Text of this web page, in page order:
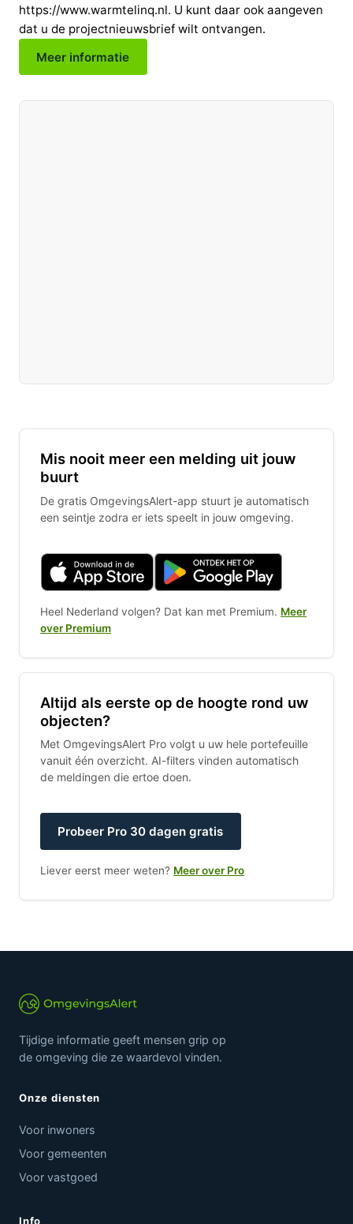
https://www.warmtelinq.nl. U kunt daar ook aangeven
dat u de projectnieuwsbrief wilt ontvangen.
Meer informatie
Mis nooit meer een melding uit jouw
buurt
De gratis OmgevingsAlert-app stuurt je automatisch
een seintje zodra er iets speelt in jouw omgeving.
Heel Nederland volgen? Dat kan met Premium. Meer
over Premium
Altijd als eerste op de hoogte rond uw
objecten?
Met OmgevingsAlert Pro volgt u uw hele portefeuille
vanuit één overzicht. AI-filters vinden automatisch
de meldingen die ertoe doen.
Probeer Pro 30 dagen gratis
Liever eerst meer weten? Meer over Pro
Tijdige informatie geeft mensen grip op
de omgeving die ze waardevol vinden.
Onze diensten
Voor inwoners
Voor gemeenten
Voor vastgoed
Info